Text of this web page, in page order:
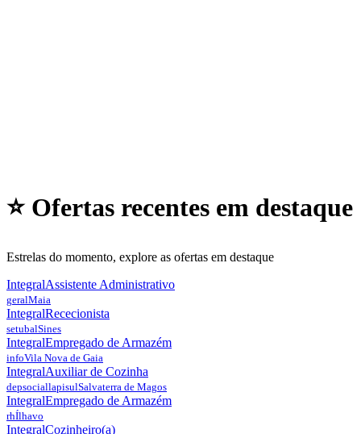
⭐ Ofertas recentes em destaque
Estrelas do momento, explore as ofertas em destaque
IntegralAssistente Administrativo
geralMaia
IntegralRececionista
setubalSines
IntegralEmpregado de Armazém
infoVila Nova de Gaia
IntegralAuxiliar de Cozinha
depsociallapisulSalvaterra de Magos
IntegralEmpregado de Armazém
rhÍlhavo
IntegralCozinheiro(a)